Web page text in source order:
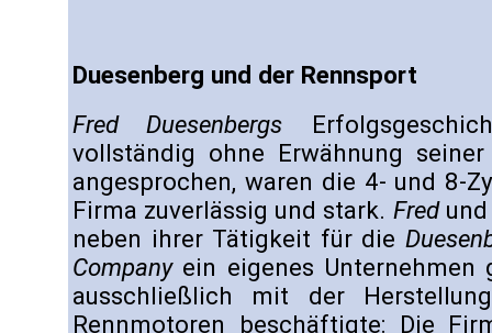
Duesenberg und der Rennsport
Fred Duesenbergs
vollständig ohne Erwähnung
angesprochen, waren die 4- und 8-
Firma zuverlässig und stark. Fred
neben ihrer Tätigkeit für die
Companyein eigenes Unternehmen
ausschließlich mit der
Rennmotoren beschäftigte: Die